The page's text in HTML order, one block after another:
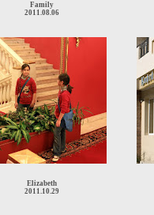
Family
2011.08.06
Elizabeth
2011.10.29